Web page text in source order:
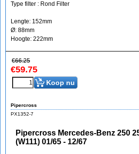
Type filter : Rond Filter
Lengte: 152mm
Ø: 88mm
Hoogte: 222mm
€66.25
€59.75
Koop nu
Pipercross
PX1352-7
Pipercross Mercedes-Benz 250
(W111) 01/65 - 12/67